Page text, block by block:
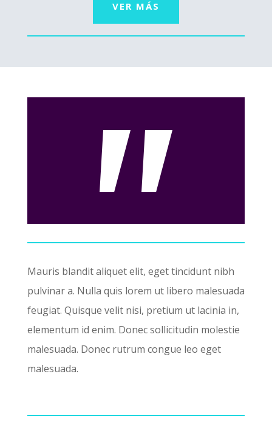
VER MÁS
Mauris blandit aliquet elit, eget tincidunt nibh
pulvinar a. Nulla quis lorem ut libero malesuada
feugiat. Quisque velit nisi, pretium ut lacinia in,
elementum id enim. Donec sollicitudin molestie
malesuada. Donec rutrum congue leo eget
malesuada.